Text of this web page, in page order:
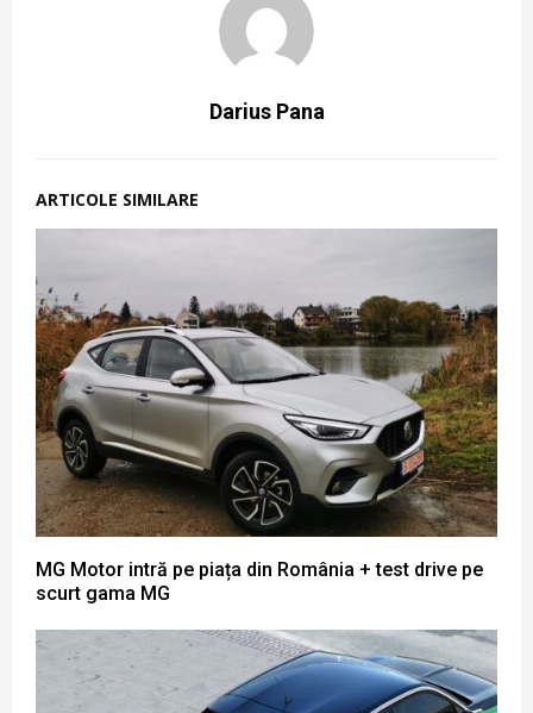
Darius Pana
ARTICOLE SIMILARE
MG Motor intră pe piața din România + test drive pe
scurt gama MG